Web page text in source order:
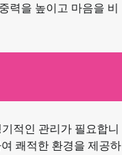
력을 높이고 마음을 비
적인 관리가 필요합니
쾌적한 환경을 제공하